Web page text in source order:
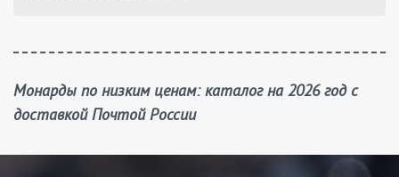
Монарды по низким ценам: каталог на 2026 год с
доставкой Почтой России